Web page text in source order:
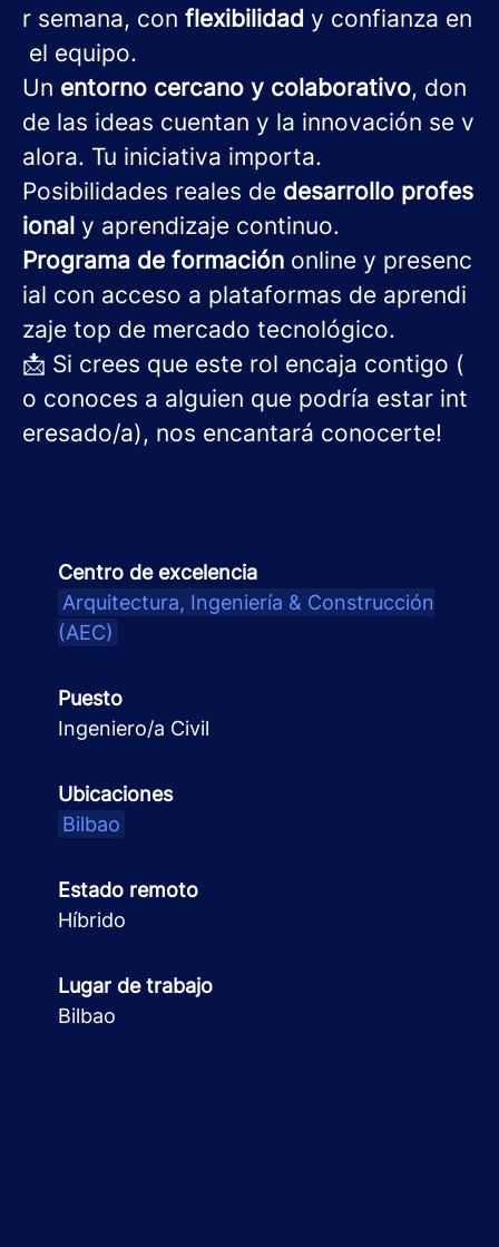
r semana, con flexibilidad y confianza en
el equipo.
Un entorno cercano y colaborativo, don
de las ideas cuentan y la innovación se v
alora. Tu iniciativa importa.
Posibilidades reales de desarrollo profes
ional y aprendizaje continuo.
Programa de formación online y presenc
ial con acceso a plataformas de aprendi
zaje top de mercado tecnológico.
📩 Si crees que este rol encaja contigo (
o conoces a alguien que podría estar int
eresado/a), nos encantará conocerte!
Centro de excelencia
Arquitectura, Ingeniería & Construcción
(AEC)
Puesto
Ingeniero/a Civil
Ubicaciones
Bilbao
Estado remoto
Híbrido
Lugar de trabajo
Bilbao